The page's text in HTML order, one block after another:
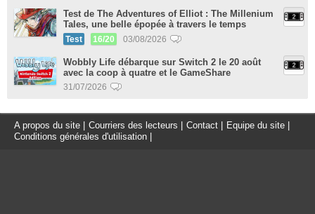
Test de The Adventures of Elliot : The Millenium
Tales, une belle épopée à travers le temps
Test 16/20 03/08/2026
Wobbly Life débarque sur Switch 2 le 20 août
avec la coop à quatre et le GameShare
31/07/2026
A propos du site Courriers des lecteurs Contact Equipe du site
Conditions générales d'utilisation